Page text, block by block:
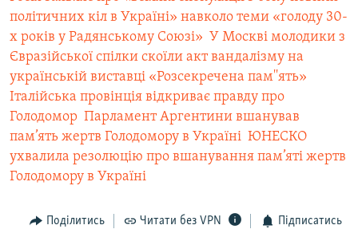
політичних кіл в Україні» навколо теми «голоду 30-
х років у Радянському Союзі»  У Москві молодики з
Євразійської спілки скоїли акт вандалізму на
українській виставці «Розсекречена пам''ять»
Італійська провінція відкриває правду про
Голодомор  Парламент Аргентини вшанував
пам’ять жертв Голодомору в Україні  ЮНЕСКО
ухвалила резолюцію про вшанування пам’яті жертв
Голодомору в Україні
Поділитись Читати без VPN Підписатись